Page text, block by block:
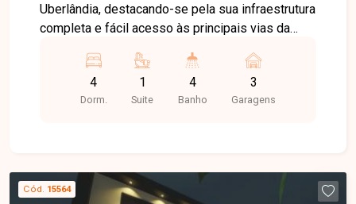
Uberlândia, destacando-se pela sua infraestrutura
completa e fácil acesso às principais vias da
comércios, escolas, supermercados e serviços
essenciais, proporcionando praticidade e
qualidade de vida para toda a família. O imóvel
e não possui condomínio. Excelente casa com
aproximadamente 220m² de construção em
4
Dorm.
1
Suite
4
Banho
3
Garagens
Cód. 15564